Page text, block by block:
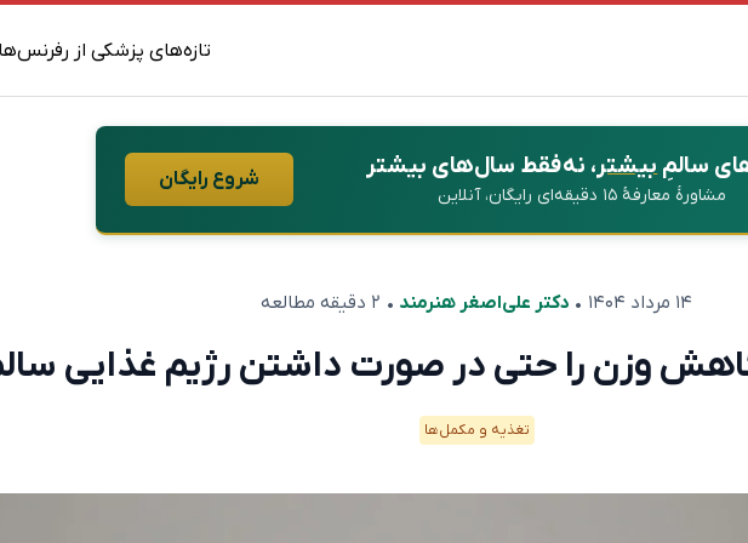
تازه‌های پزشکی از
سالمِبیشتر، نه فقط سال‌های بیشتر
مشاورهٔ معارفهٔ ۱۵ دقیقه‌ای رایگان، آنلاین
شروع رایگان
۱۴ مرداد ۱۴۰۴ • دکتر علی‌اصغر هنرمند • ۲ دقیقه مطالعه
وزن را حتی در صورت داشتن رژیم غذایی
تغذیه و مکمل‌ها